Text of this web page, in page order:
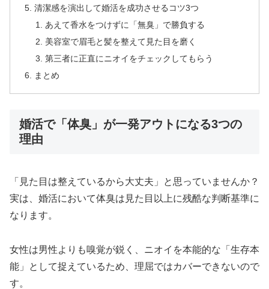
清潔感を演出して婚活を成功させるコツ3つ
あえて香水をつけずに「無臭」で勝負する
美容室で眉毛と髪を整えて見た目を磨く
第三者に正直にニオイをチェックしてもらう
まとめ
婚活で「体臭」が一発アウトになる3つの
理由
「見た目は整えているから大丈夫」と思っていませんか？
実は、婚活において体臭は見た目以上に残酷な判断基準に
なります。
女性は男性よりも嗅覚が鋭く、ニオイを本能的な「生存本
能」として捉えているため、理屈ではカバーできないので
す。